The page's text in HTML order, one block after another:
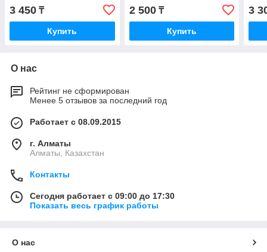
3 450 ₸
Купить
2 500₸
Купить
3
О нас
Рейтинг не сформирован
Менее 5 отзывов за последний год
Работает с 08.09.2015
г. Алматы
Алматы, Казахстан
Контакты
Сегодня работает с 09:00 до 17:30
Показать весь график работы
О нас